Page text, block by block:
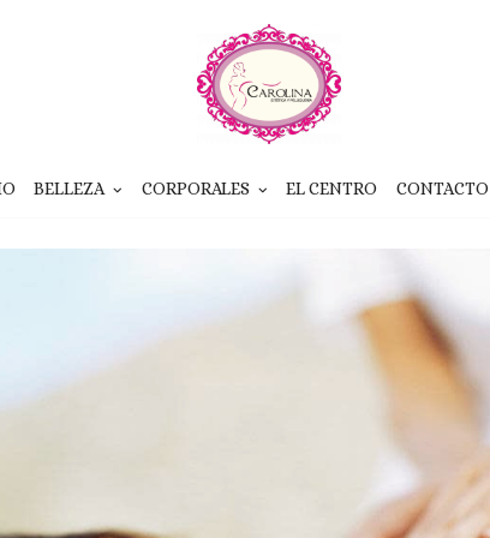
BELLEZA CORPORALES EL CENTRO CONTACTO